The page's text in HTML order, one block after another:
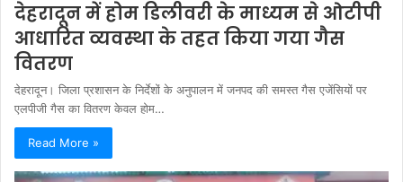
देहरादून में होम डिलीवरी के माध्यम से ओटीपी
आधारित व्यवस्था के तहत किया गया गैस
वितरण
देहरादून। जिला प्रशासन के निर्देशों के अनुपालन में जनपद की समस्त गैस एजेंसियों पर
एलपीजी गैस का वितरण केवल होम…
Read More »